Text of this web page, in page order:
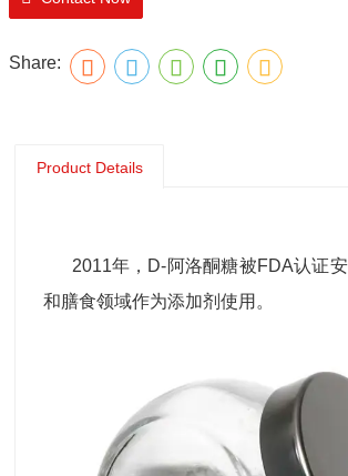
Share:
Product Details
2011年，D-阿洛酮糖被FDA认证安
和膳食领域作为添加剂使用。